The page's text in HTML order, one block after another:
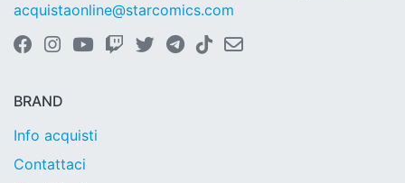
acquistaonline@starcomics.com
BRAND
Info acquisti
Contattaci